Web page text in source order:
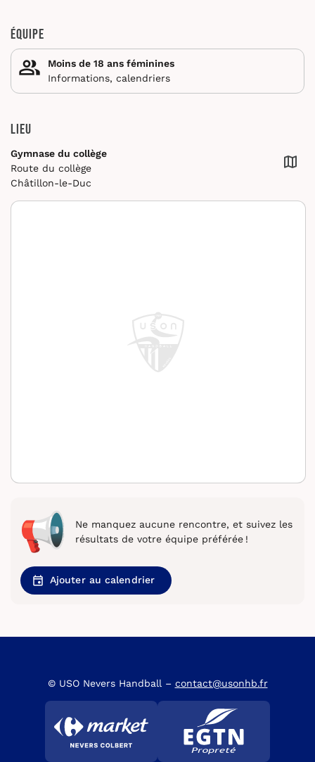
Équipe
Moins de 18 ans féminines
Informations, calendriers
Lieu
Gymnase du collège
Route du collège
Châtillon-le-Duc
Ne manquez aucune rencontre, et suivez les
résultats de votre équipe préférée !
Ajouter au calendrier
© USO Nevers Handball – contact@usonhb.fr